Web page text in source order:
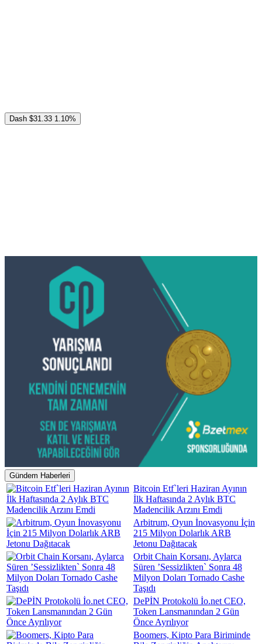
Dash $31.33 1.10%
Gündem Haberleri
Bitcoin Etf`leri Haziran Ayının
İlk Haftasında 2 Aylık BTC
Madencilik Arzını Emdi
Arbitrum, Oyun İnovasyonu İçin
215 Milyon Dolarlık ARB
Jetonu Dağıtacak
Orbit Chain Korsanı, Aylarca
Süren ’Sessizlikten` Sonra 48
Milyon Doları Tornado Cashe
Taşıdı
DePİN Protokolü İo.net CEO,
Token Lansmanından 2 Gün
Önce Ayrılıyor
Boomers, Kipto Para Biriminde